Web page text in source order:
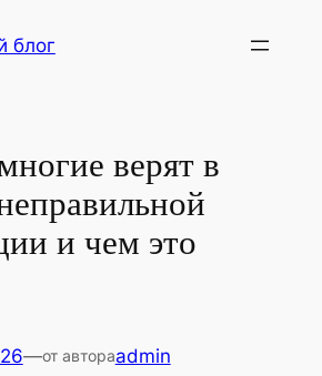
блог
верят в
и чем это
—от автораadmin